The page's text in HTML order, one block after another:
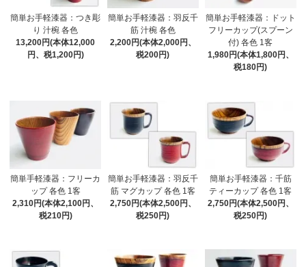
簡単お手軽漆器：つき彫
り 汁椀 各色
13,200円(本体12,000
円、税1,200円)
簡単お手軽漆器：羽反千
筋 汁椀 各色
2,200円(本体2,000円、
税200円)
簡単お手軽漆器：ドット
フリーカップ(スプーン
付) 各色 1客
1,980円(本体1,800円、
税180円)
簡単手軽漆器：フリーカ
ップ 各色 1客
2,310円(本体2,100円、
税210円)
簡単お手軽漆器：羽反千
筋 マグカップ 各色 1客
2,750円(本体2,500円、
税250円)
簡単お手軽漆器：千筋
ティーカップ 各色 1客
2,750円(本体2,500円、
税250円)